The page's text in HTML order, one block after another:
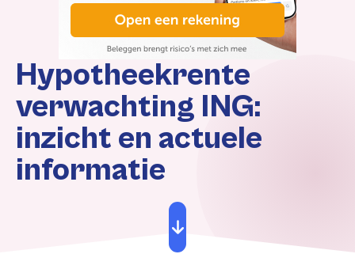
Hypotheekrente
verwachting ING:
inzicht en actuele
informatie